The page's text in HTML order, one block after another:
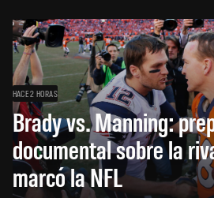
HACE 2 HORAS
Brady vs. Manning:
documental sobre la
marcó la NFL